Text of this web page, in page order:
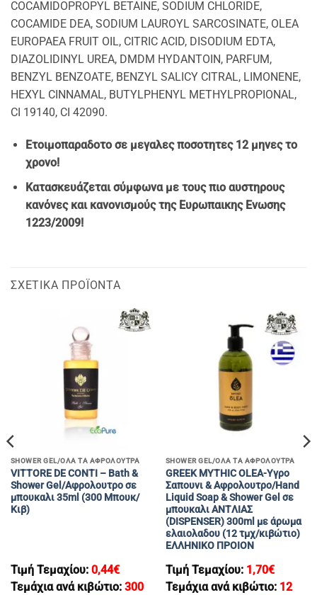
COCAMIDOPROPYL BETAINE, SODIUM CHLORIDE,
COCAMIDE DEA, SODIUM LAUROYL SARCOSINATE, OLEA
EUROPAEA FRUIT OIL, CITRIC ACID, DISODIUM EDTA,
DIAZOLIDINYL UREA, DMDM HYDANTOIN, PARFUM,
BENZYL BENZOATE, BENZYL SALICY CITRAL, LIMONENE,
HEXYL CINNAMAL, BUTYLPHENYL METHYLPROPIONAL,
CI 19140, CI 42090.
Ετοιμοπαραδοτο σε μεγαλες ποσοτητες 12 μηνες το
χρονο!
Κατασκευάζεται σύμφωνα με τους πιο αυστηρους
κανόνες και κανονισμούς της Ευρωπαικης Ενωσης
1223/2009!
ΣΧΕΤΙΚΆ ΠΡΟΪΌΝΤΑ
SHOWER GEL/ΟΛΑ ΤΑ ΑΦΡΟΛΟΥΤΡΑ
VITTORE DE CONTI – Bath &
Shower Gel/Αφρολουτρο σε
μπουκαλι 35ml (300 Μπουκ/
Κιβ)
Τιμή Τεμαχίου: 0,44€
Τεμάχια ανά κιβώτιο: 300
SHOWER GEL/ΟΛΑ ΤΑ ΑΦΡΟΛΟΥΤΡΑ
GREEK MYTHIC OLEA-Υγρο
Σαπουνι & Αφρολουτρο/Hand
Liquid Soap & Shower Gel σε
μπουκαλι ANTΛΙΑΣ
(DISPENSER) 300ml με άρωμα
ελαιολαδου (12 τμχ/κιβώτιο)
EΛΛΗΝΙΚΟ ΠΡΟΙΟΝ
Τιμή Τεμαχίου: 1,70€
Τεμάχια ανά κιβώτιο: 12